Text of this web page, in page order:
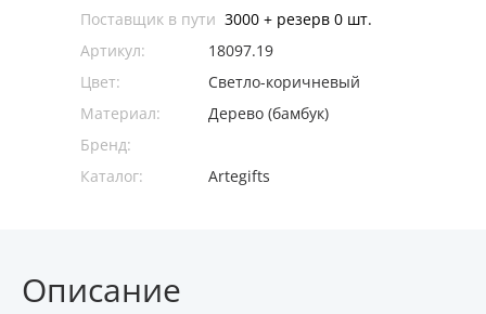
Поставщик в пути 3000 + резерв 0 шт.
Артикул:
18097.19
Цвет:
Светло-коричневый
Материал:
Дерево (бамбук)
Бренд:
Каталог:
Artegifts
Описание